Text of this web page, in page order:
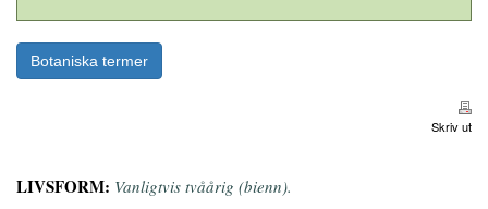
Botaniska termer
Skriv ut
LIVSFORM: Vanligtvis tvåårig (bienn).